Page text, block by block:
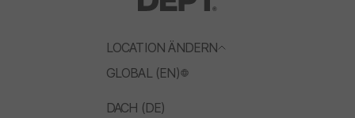
LOCATION ÄNDERN
GLOBAL (EN)
DACH (DE)